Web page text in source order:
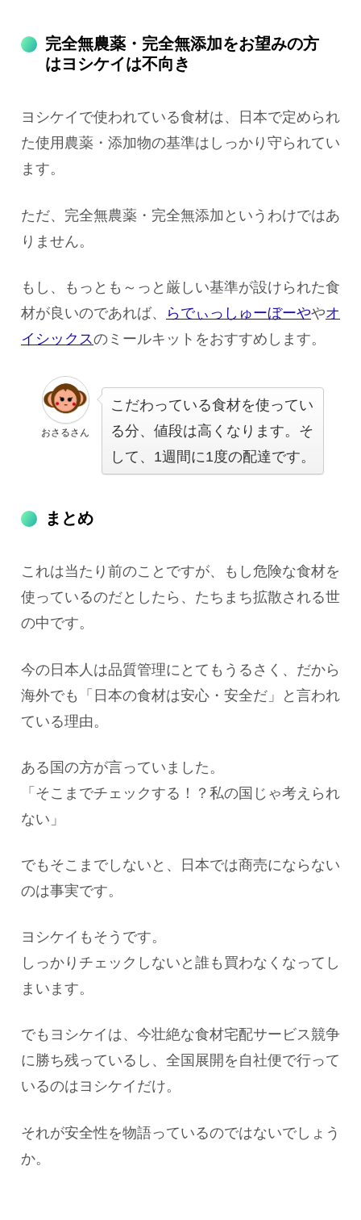
完全無農薬・完全無添加をお望みの方
はヨシケイは不向き
ヨシケイで使われている食材は、日本で定められ
た使用農薬・添加物の基準はしっかり守られてい
ます。
ただ、完全無農薬・完全無添加というわけではあ
りません。
もし、もっとも～っと厳しい基準が設けられた食
材が良いのであれば、
らでぃっしゅーぼーややオ
イシックスのミールキットをおすすめします。
おさるさん
こだわっている食材を使ってい
る分、値段は高くなります。そ
して、1週間に1度の配達です。
まとめ
これは当たり前のことですが、もし危険な食材を
使っているのだとしたら、たちまち拡散される世
の中です。
今の日本人は品質管理にとてもうるさく、だから
海外でも「日本の食材は安心・安全だ」と言われ
ている理由。
ある国の方が言っていました。
「そこまでチェックする！？私の国じゃ考えられ
ない」
でもそこまでしないと、日本では商売にならない
のは事実です。
ヨシケイもそうです。
しっかりチェックしないと誰も買わなくなってし
まいます。
でもヨシケイは、今壮絶な食材宅配サービス競争
に勝ち残っているし、全国展開を自社便で行って
いるのはヨシケイだけ。
それが安全性を物語っているのではないでしょう
か。